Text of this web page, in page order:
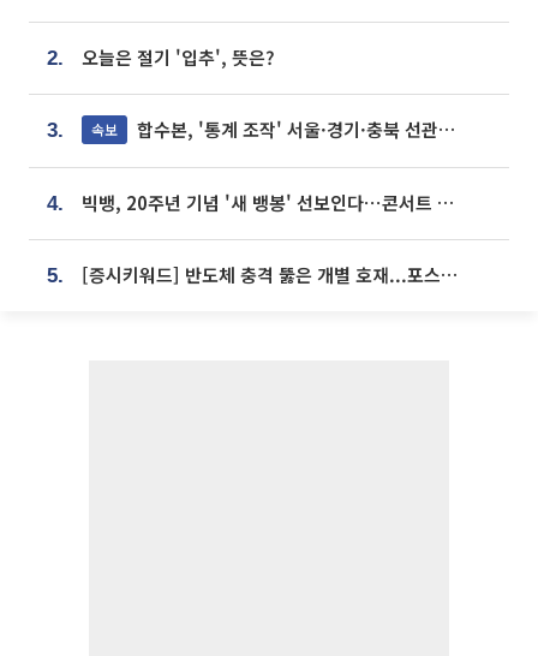
2. 오늘은 절기 '입추', 뜻은?
3. 속보 합수본, '통계 조작' 서울·경기·충북 선관위 등 추가 압수수색
4. 빅뱅, 20주년 기념 '새 뱅봉' 선보인다⋯콘서트 앞두고 팝업 개최
5. [증시키워드] 반도체 충격 뚫은 개별 호재...포스코퓨처엠·에코프로·한화솔루션 '눈길'